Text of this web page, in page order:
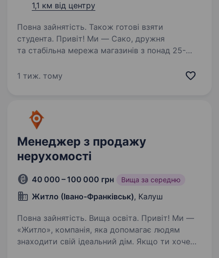
1,1 км від центру
Повна зайнятість. Також готові взяти
студента. Привіт! Ми — Сако, дружня
та стабільна мережа магазинів з понад 25-
радість і унікальні емоції через якісний друк
1 тиж. тому
Менеджер з продажу
нерухомості
40 000 – 100 000 грн Вища за середню
Житло (Івано-Франківськ), Калуш
Повна зайнятість. Вища освіта. Привіт! Ми —
«Житло», компанія, яка допомагає людям
знаходити свій ідеальний дім. Якщо ти хочеш